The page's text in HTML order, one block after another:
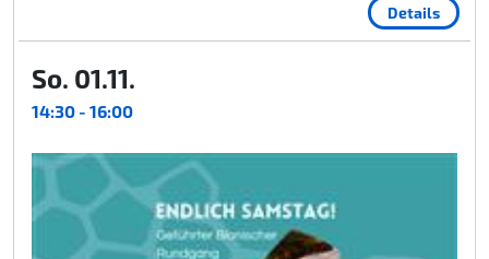
Details
So. 01.11.
14:30 - 16:00